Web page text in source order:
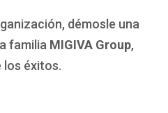
démosle una
familia MIGIVA Group,
los éxitos.